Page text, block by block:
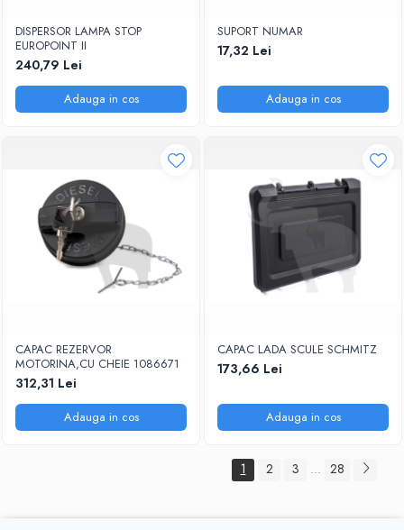
DISPERSOR LAMPA STOP
EUROPOINT II
240,79 Lei
Adauga in cos
SUPORT NUMAR
17,32 Lei
Adauga in cos
CAPAC REZERVOR
MOTORINA,CU CHEIE 1086671
312,31 Lei
Adauga in cos
CAPAC LADA SCULE SCHMITZ
173,66 Lei
Adauga in cos
1 2 3 ... 28